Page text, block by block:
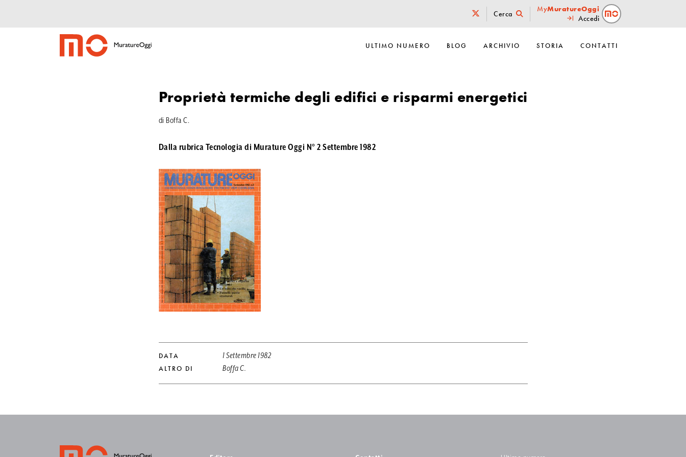
Cerca
MyMuratureOggi
Accedi
ULTIMO NUMERO BLOG ARCHIVIO STORIA CONTATTI
Proprietà termiche degli edifici e risparmi energetici
di Boffa C.
Dalla rubrica Tecnologia di Murature Oggi N° 2 Settembre 1982
DATA
1 Settembre 1982
ALTRO DI
Boffa C.